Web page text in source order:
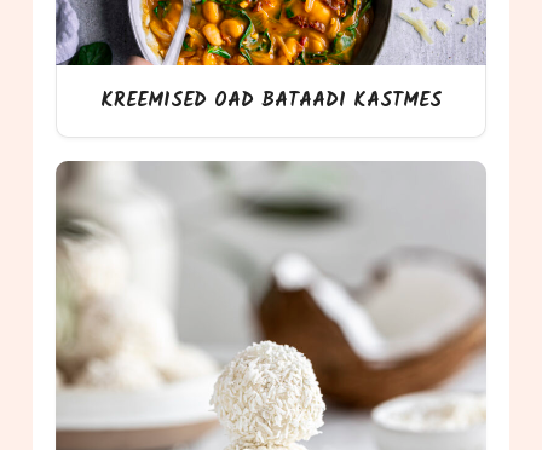
KREEMISED OAD BATAADI KASTMES